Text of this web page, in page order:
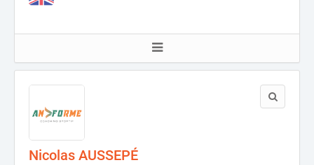
Nicolas AUSSEPÉ